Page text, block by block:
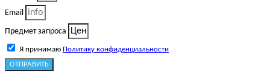
Email
Предмет запроса
Я принимаю Политику конфиденциальности
ОТПРАВИТЬ